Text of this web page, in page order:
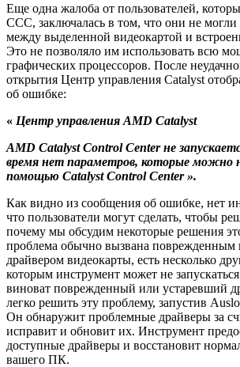
Еще одна жалоба от пользователей,
CCC, заключалась в том, что они не могли
между выделенной видеокартой и
Это не позволяло им использовать всю
графических процессоров. После
открытия Центр управления Catalyst
об ошибке:
« Центр управления AMD Catalyst
AMD Catalyst Control Center не
время нет параметров, которые можно
помощью Catalyst Control Center ».
Как видно из сообщения об ошибке, нет
что пользователи могут сделать, чтобы
почему мы обсудим некоторые решения
проблема обычно вызвана поврежденным
драйвером видеокарты, есть несколько
которым инструмент может не
виноват поврежденный или устаревший
легко решить эту проблему, запустив
Он обнаружит проблемные драйверы за
исправит и обновит их. Инструмент
доступные драйверы и восстановит
вашего ПК.